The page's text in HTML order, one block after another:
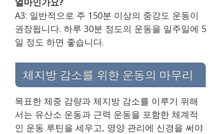
A3: 일반적으로 주 150분 이상의 중강도 운동이
권장됩니다. 하루 30분 정도의 운동을 일주일에 5
일 정도 하면 좋습니다.
체지방 감소를 위한 운동의 마무리
목표한 체중 감량과 체지방 감소를 이루기 위해
서는 유산소 운동과 근력 운동을 포함한 체계적
인 운동 루틴을 세우고, 영양 관리에 신경을 써야